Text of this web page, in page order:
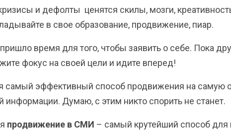
и дефолты ценятся скилы, мозги,
в свое образование, продвижение, пиар.
время для того, чтобы заявить о себе. Пока
фокус на своей цели и идите вперед!
самый эффективный способ продвижения на самую
информации. Думаю, с этим никто спорить не станет.
продвижение в СМИ – самый крутейший способ для